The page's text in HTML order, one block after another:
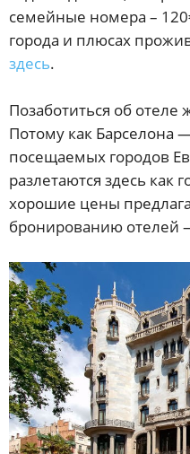
семейные номера –
города и плюсах
здесь.
Позаботиться об отеле
Потому как Барселона
посещаемых городов
разлетаются здесь
хорошие цены
бронированию отелей